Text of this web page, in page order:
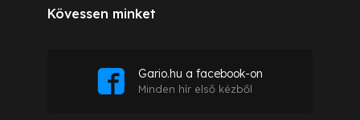
Kövessen minket
Gario.hu a facebook-on
Minden hír első kézből